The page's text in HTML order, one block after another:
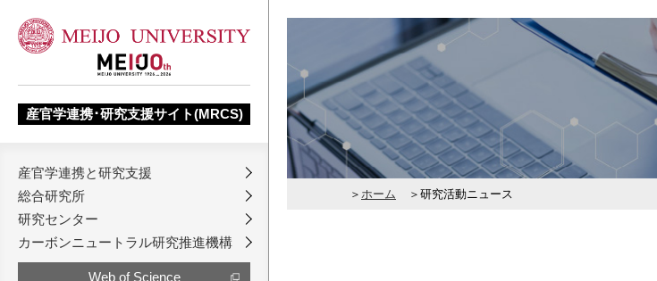
産官学連携･研究支援サイト(MRCS)
産官学連携と研究支援
総合研究所
研究センター
カーボンニュートラル研究推進機構
Web of Science
ホーム 研究活動ニュース